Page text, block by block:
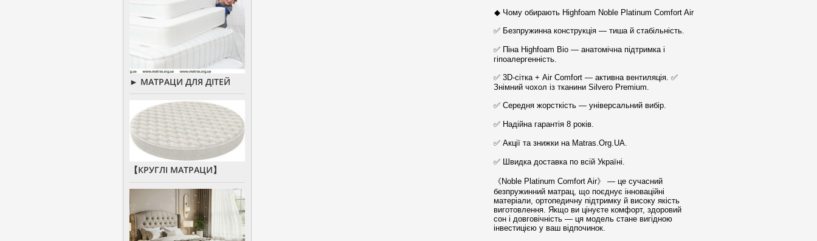
◆ Чому обирають Highfoam Noble Platinum Comfort Air
✅ Безпружинна конструкція — тиша й стабільність.
✅ Піна Highfoam Bio — анатомічна підтримка і
гіпоалергенність.
✅ 3D-сітка + Air Comfort — активна вентиляція. ✅
Знімний чохол із тканини Silvero Premium.
✅ Середня жорсткість — універсальний вибір.
✅ Надійна гарантія 8 років.
✅ Акції та знижки на Matras.Org.UA.
✅ Швидка доставка по всій Україні.
《Noble Platinum Comfort Air》 — це сучасний
безпружинний матрац, що поєднує інноваційні
матеріали, ортопедичну підтримку й високу якість
виготовлення. Якщо ви цінуєте комфорт, здоровий
сон і довговічність — ця модель стане вигідною
інвестицією у ваш відпочинок.
► МАТРАЦИ ДЛЯ ДІТЕЙ
【КРУГЛІ МАТРАЦИ】